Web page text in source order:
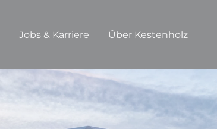
Jobs & Karriere Über Kestenholz